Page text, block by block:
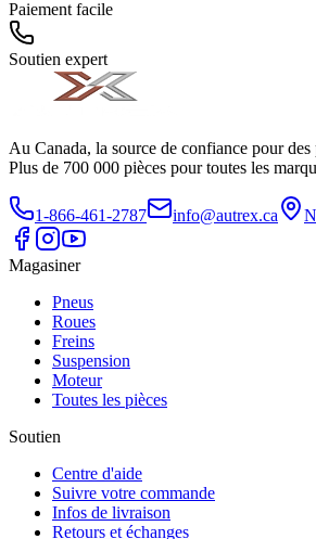
Paiement facile
Soutien expert
Au Canada, la source de confiance pour
Plus de 700 000 pièces pour toutes les
1-866-461-2787 info@autrex.ca
Magasiner
Pneus
Roues
Freins
Suspension
Moteur
Toutes les pièces
Soutien
Centre d'aide
Suivre votre commande
Infos de livraison
Retours et échanges